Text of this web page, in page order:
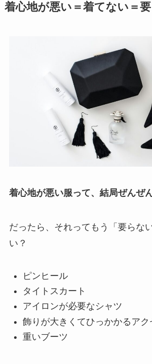
着心地が悪い＝着てない＝
着心地が悪い服って、結局ぜんぜ
だったら、それってもう「要らな
い？
ピンヒール
タイトスカート
アイロンが必要なシャツ
飾りが大きくてひっかかるアク
重いブーツ